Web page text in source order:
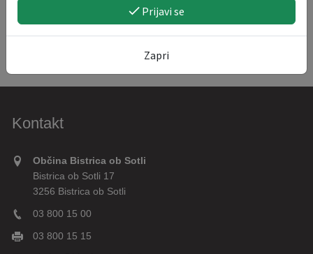
Kontakt
Občina Bistrica ob Sotli
Bistrica ob Sotli 17
3256 Bistrica ob Sotli
03 800 15 00
03 800 15 15
Prijavi se
Zapri